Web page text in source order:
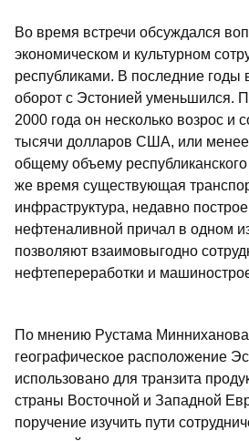
Во время встречи обсуждался
экономическом и культурном
республиками. В последние годы
оборот с Эстонией уменьшился.
2000 года он несколько возрос и
тысячи долларов США, или менее
общему объему
же время существующая
инфраструктура, недавно
нефтеналивной причал в одном
позволяют взаимовыгодно
нефтепереработки и
По мнению Рустама
географическое расположение
использовано для транзита
страны Восточной и Западной
поручение изучить пути